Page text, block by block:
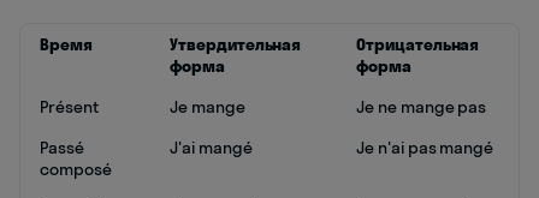
Время
Утвердительная
форма
Отрицательная
форма
Présent
Je mange
Je ne mange pas
Passé
composé
J'ai mangé Je n'ai pas mangé